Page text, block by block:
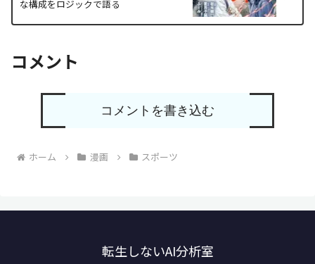
な構成をロジックで語る
コメント
コメントを書き込む
ホーム 漫画 スポーツ
転生しないAI分析室